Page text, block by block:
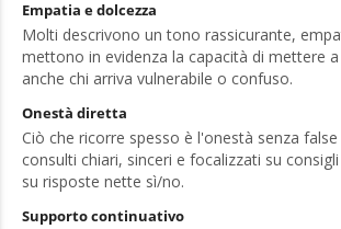
Empatia e dolcezza
Molti descrivono un tono rassicurante,
mettono in evidenza la capacità di mettere
anche chi arriva vulnerabile o confuso.
Onestà diretta
Ciò che ricorre spesso è l'onestà senza
consulti chiari, sinceri e focalizzati su
su risposte nette sì/no.
Supporto continuativo